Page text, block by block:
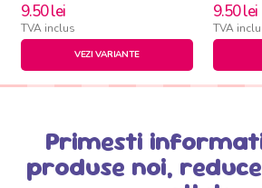
9.50lei
TVA inclus
VEZI VARIANTE
9.50lei
TVA
Primesti
produse noi,